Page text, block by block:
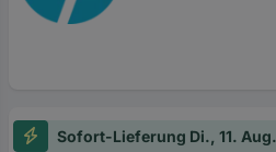
Sofort-Lieferung Di., 11. Aug.